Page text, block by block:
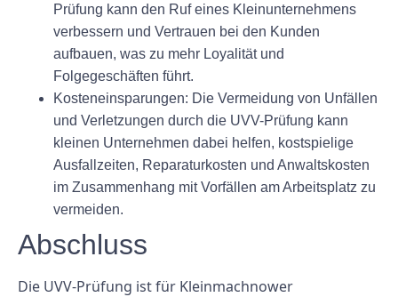
Prüfung kann den Ruf eines Kleinunternehmens
verbessern und Vertrauen bei den Kunden
aufbauen, was zu mehr Loyalität und
Folgegeschäften führt.
Kosteneinsparungen: Die Vermeidung von Unfällen
und Verletzungen durch die UVV-Prüfung kann
kleinen Unternehmen dabei helfen, kostspielige
Ausfallzeiten, Reparaturkosten und Anwaltskosten
im Zusammenhang mit Vorfällen am Arbeitsplatz zu
vermeiden.
Abschluss
Die UVV-Prüfung ist für Kleinmachnower